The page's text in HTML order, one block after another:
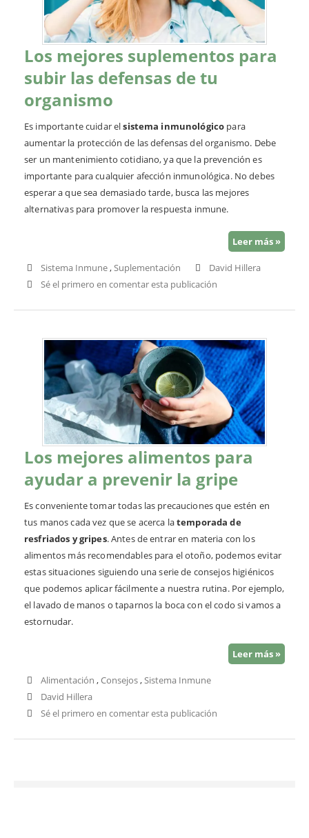
Los mejores suplementos para
subir las defensas de tu
organismo
Es importante cuidar elsistema inmunológico para
aumentar la protección de las defensas del organismo. Debe
ser un mantenimiento cotidiano, ya que la prevención es
importante para cualquier afección inmunológica. No debes
esperar a que sea demasiado tarde, busca las mejores
alternativas para promover la respuesta inmune.
Leer más »
Sistema Inmune,Suplementación
David Hillera
Sé el primero en comentar esta publicación
Los mejores alimentos para
ayudar a prevenir la gripe
Es conveniente tomar todas las precauciones que estén en
tus manos cada vez que se acerca latemporada de
resfriados y gripes. Antes de entrar en materia con los
alimentos más recomendables para el otoño, podemos evitar
estas situaciones siguiendo una serie de consejos higiénicos
que podemos aplicar fácilmente a nuestra rutina. Por ejemplo,
el lavado de manos o taparnos la boca con el codo si vamos a
estornudar.
Leer más »
Alimentación ,Consejos,Sistema Inmune
David Hillera
Sé el primero en comentar esta publicación